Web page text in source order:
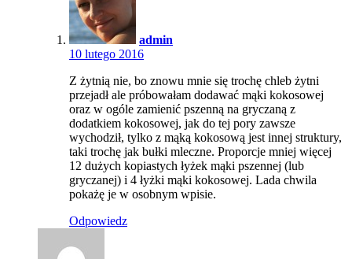
admin
10 lutego 2016
Z żytnią nie, bo znowu mnie się trochę chleb żytni
przejadł ale próbowałam dodawać mąki kokosowej
oraz w ogóle zamienić pszenną na gryczaną z
dodatkiem kokosowej, jak do tej pory zawsze
wychodził, tylko z mąką kokosową jest innej struktury,
taki trochę jak bułki mleczne. Proporcje mniej więcej
12 dużych kopiastych łyżek mąki pszennej (lub
gryczanej) i 4 łyżki mąki kokosowej. Lada chwila
pokażę je w osobnym wpisie.
Odpowiedz